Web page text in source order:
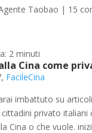
Taobao | 15
2 minuti
Cina come
FacileCina
imbattuto su
privato italiani
Cina o che vuole.